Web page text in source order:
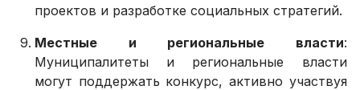
проектов и разработке социальных стратегий.
Местные и региональные власти:
Муниципалитеты и региональные власти
могут поддержать конкурс, активно участвуя